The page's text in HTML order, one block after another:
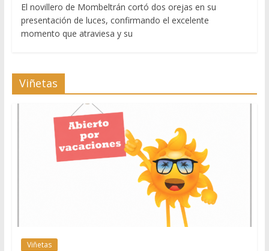
El novillero de Mombeltrán cortó dos orejas en su
presentación de luces, confirmando el excelente
momento que atraviesa y su
Viñetas
Viñetas